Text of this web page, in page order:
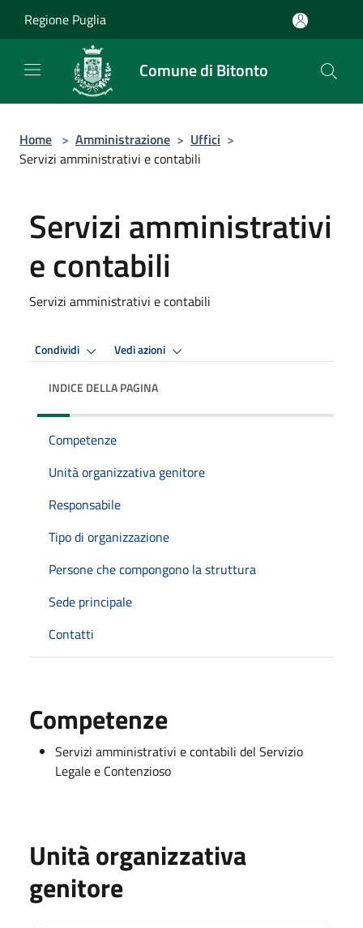
Regione Puglia
Comune di Bitonto
Home > Amministrazione > Uffici >
Servizi amministrativi e contabili
Servizi amministrativi
e contabili
Servizi amministrativi e contabili
Condividi Vedi azioni
INDICE DELLA PAGINA
Competenze
Unità organizzativa genitore
Responsabile
Tipo di organizzazione
Persone che compongono la struttura
Sede principale
Contatti
Competenze
Servizi amministrativi e contabili del Servizio
Legale e Contenzioso
Unità organizzativa
genitore